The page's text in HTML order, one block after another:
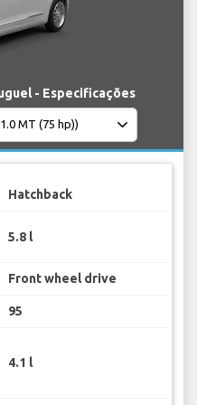
- Especificações
Hatchback
5.8 l
Front wheel drive
95
4.1 l